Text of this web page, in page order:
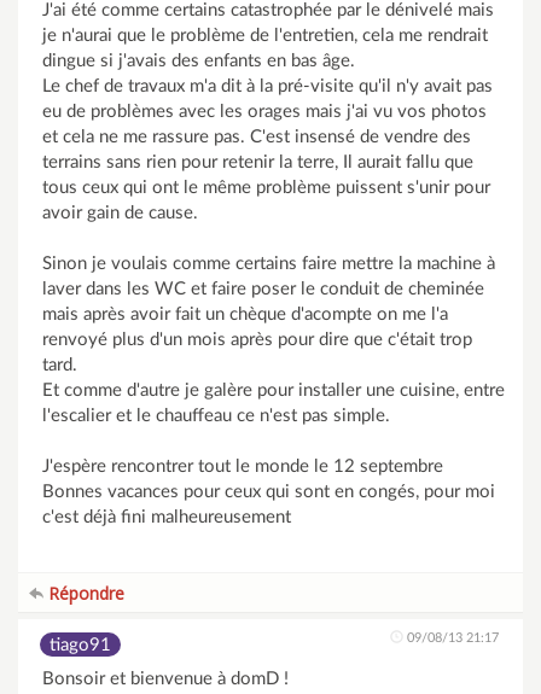
J'ai été comme certains catastrophée par le dénivelé mais
je n'aurai que le problème de l'entretien, cela me rendrait
dingue si j'avais des enfants en bas âge.
Le chef de travaux m'a dit à la pré-visite qu'il n'y avait pas
eu de problèmes avec les orages mais j'ai vu vos photos
et cela ne me rassure pas. C'est insensé de vendre des
terrains sans rien pour retenir la terre, Il aurait fallu que
tous ceux qui ont le même problème puissent s'unir pour
avoir gain de cause.
Sinon je voulais comme certains faire mettre la machine à
laver dans les WC et faire poser le conduit de cheminée
mais après avoir fait un chèque d'acompte on me l'a
renvoyé plus d'un mois après pour dire que c'était trop
tard.
Et comme d'autre je galère pour installer une cuisine, entre
l'escalier et le chauffeau ce n'est pas simple.
J'espère rencontrer tout le monde le 12 septembre
Bonnes vacances pour ceux qui sont en congés, pour moi
c'est déjà fini malheureusement
Répondre
tiago91 09/08/13 21:17
Bonsoir et bienvenue à domD !